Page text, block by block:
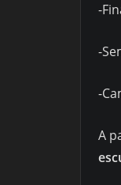
-
-
-
A